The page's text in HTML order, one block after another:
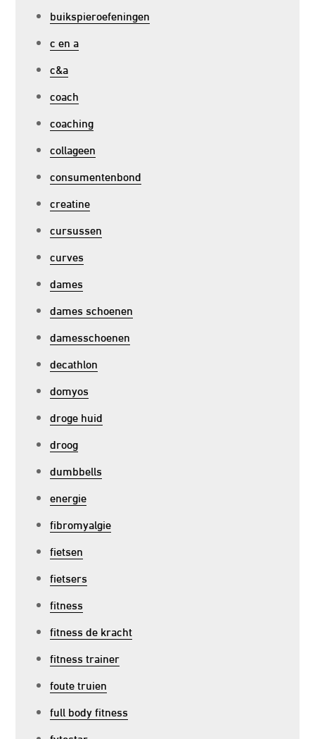
buikspieroefeningen
c en a
c&a
coach
coaching
collageen
consumentenbond
creatine
cursussen
curves
dames
dames schoenen
damesschoenen
decathlon
domyos
droge huid
droog
dumbbells
energie
fibromyalgie
fietsen
fietsers
fitness
fitness de kracht
fitness trainer
foute truien
full body fitness